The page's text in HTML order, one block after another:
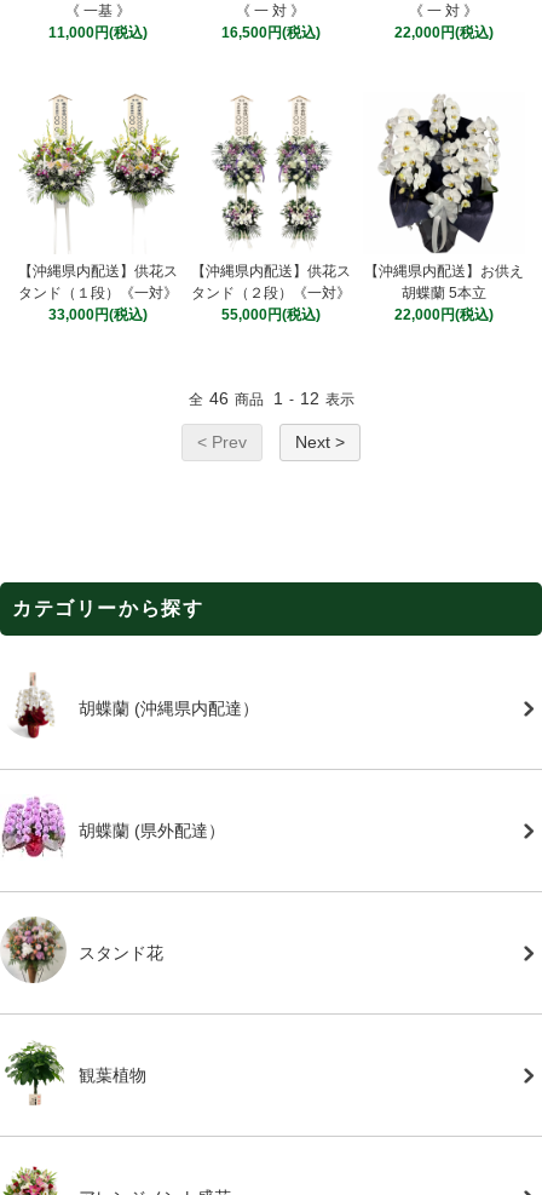
《 一基 》
11,000円(税込)
《 一 対 》
16,500円(税込)
《 一 対 》
22,000円(税込)
【沖縄県内配送】供花ス
タンド（１段）《一対》
33,000円(税込)
【沖縄県内配送】供花ス
タンド（２段）《一対》
55,000円(税込)
【沖縄県内配送】お供え
胡蝶蘭 5本立
22,000円(税込)
全 46 商品 1 - 12 表示
< Prev Next >
カテゴリーから探す
胡蝶蘭 (沖縄県内配達）
胡蝶蘭 (県外配達）
スタンド花
観葉植物